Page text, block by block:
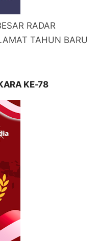
RADAR
TAHUN BARU
KE-78